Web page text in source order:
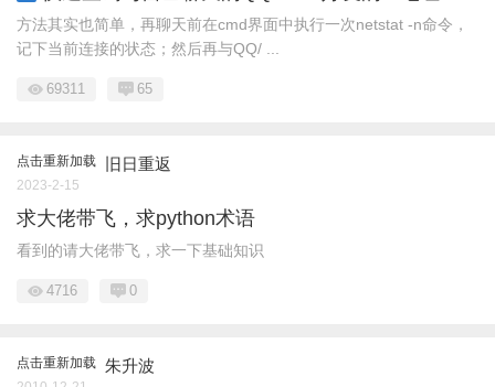
方法其实也简单，再聊天前在cmd界面中执行一次netstat -n命令，
记下当前连接的状态；然后再与QQ/ ...
69311 65
点击重新加载 旧日重返
2023-2-15
求大佬带飞，求python术语
看到的请大佬带飞，求一下基础知识
4716 0
点击重新加载 朱升波